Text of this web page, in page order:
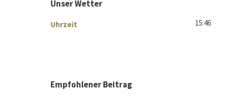
Unser Wetter
Uhrzeit 15:46
Empfohlener Beitrag